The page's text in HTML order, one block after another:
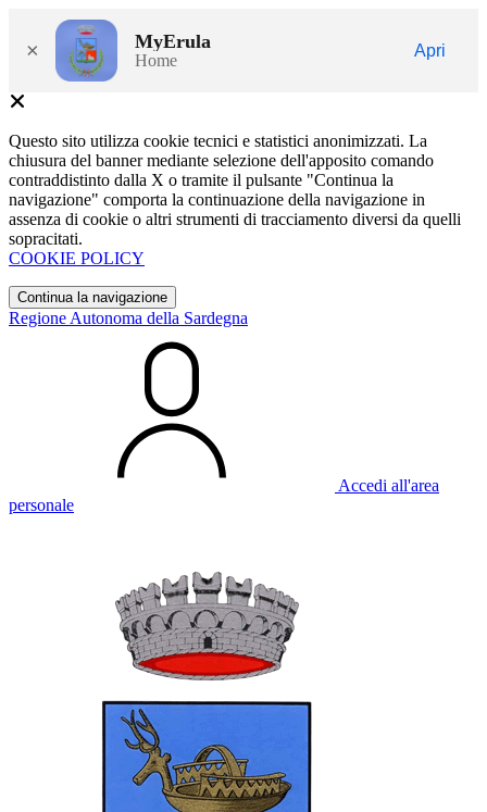
× MyErula
Home
Apri
Questo sito utilizza cookie tecnici e statistici anonimizzati. La
chiusura del banner mediante selezione dell'apposito comando
contraddistinto dalla X o tramite il pulsante "Continua la
navigazione" comporta la continuazione della navigazione in
assenza di cookie o altri strumenti di tracciamento diversi da quelli
sopracitati.
COOKIE POLICY
Continua la navigazione
Regione Autonoma della Sardegna
Accedi all'area
personale